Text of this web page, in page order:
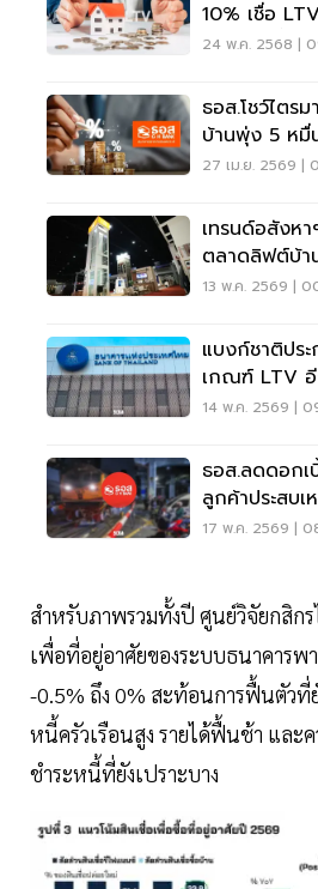
10% เชื่อ
ยอดขายฟื้น
24 พ.ค. 2568 |
ธอส.โชว์ไตร
บ้านพุ่ง 5 หมื่
หา
27 เม.ย. 2569 |
เทรนด์อสังห
ตลาดลิฟต์บ้า
13 พ.ค. 2569 |
แบงก์ชาติปร
เกณฑ์ LTV
หวังพยุงอสัง
14 พ.ค. 2569 |
ธอส.ลดดอกเ
ลูกค้าประสบ
17 พ.ค. 2569 |
สำหรับภาพรวมทั้งปี ศูนย์วิจัยกสิก
เพื่อที่อยู่อาศัยของระบบธนาคาร
-0.5% ถึง 0% สะท้อนการฟื้นตัวที่
หนี้ครัวเรือนสูง รายได้ฟื้นช้า และค
ชำระหนี้ที่ยังเปราะบาง